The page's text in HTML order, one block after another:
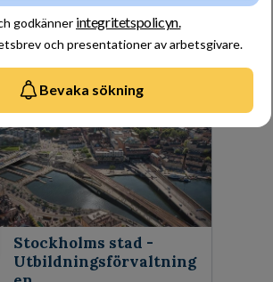
godkänner integritetspolicyn.
och presentationer av arbetsgivare.
Bevaka sökning
vårt fantastiska team! Raoul
är en värderingsstyrd
där våra ledord ärlighet,
oss av våra medarbetare och skapar
Besök profil
Stockholms stad -
Utbildningsförvaltning